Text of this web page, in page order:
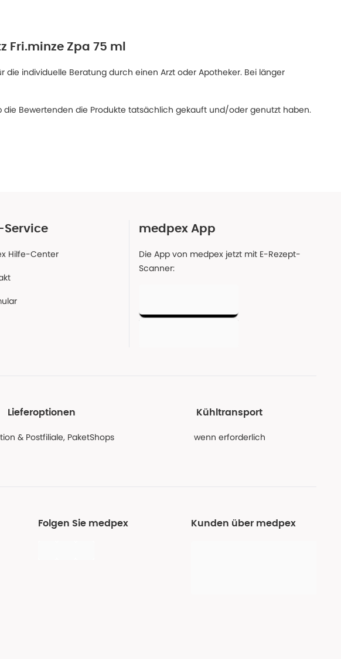
Fri.minze Zpa 75 ml
individuelle Beratung durch einen Arzt oder Apotheker. Bei länger
Bewertenden die Produkte tatsächlich gekauft und/oder genutzt haben.
Service
Hilfe-Center
medpex App
Die App von medpex jetzt mit E-Rezept-
Scanner:
Lieferoptionen
& Postfiliale, PaketShops
Kühltransport
wenn erforderlich
Folgen Sie medpex Kunden über medpex